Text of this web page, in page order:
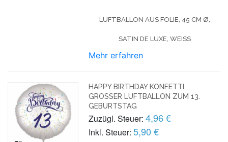
LUFTBALLON AUS FOLIE, 45 CM Ø,
SATIN DE LUXE, WEISS
Mehr erfahren
HAPPY BIRTHDAY KONFETTI,
GROSSER LUFTBALLON ZUM 13. G
EBURTSTAG
Zuzügl. Steuer: 4,96 €
Inkl. Steuer: 5,90 €